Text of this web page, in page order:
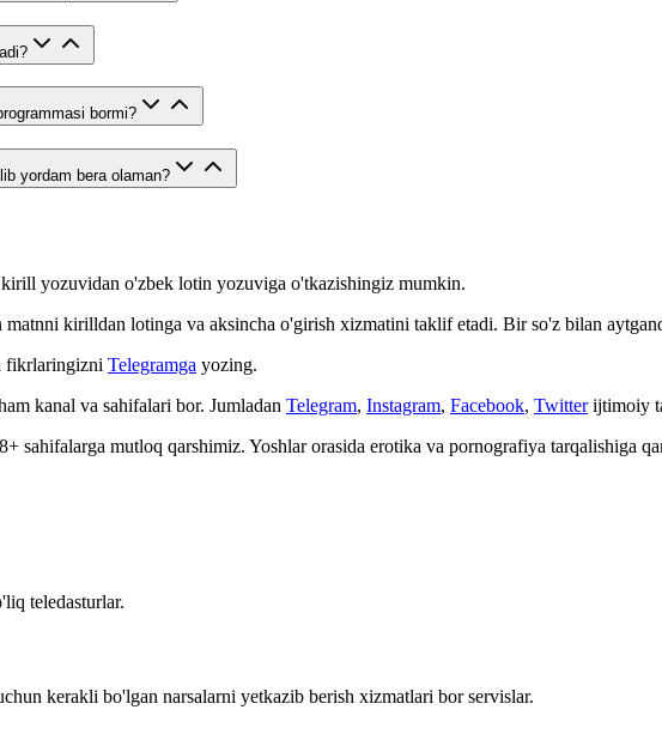
bormi?
yordam bera olaman?
yozuvidan o'zbek lotin yozuviga o'tkazishingiz mumkin.
kirilldan lotinga va aksincha o'girish xizmatini taklif etadi. Bir so'z bilan
fikrlaringizni Telegramga yozing.
kanal va sahifalari bor. Jumladan Telegram, Instagram, Facebook, Twitter ijtimoiy
sahifalarga mutloq qarshimiz. Yoshlar orasida erotika va pornografiya tarqalishiga
teledasturlar.
kerakli bo'lgan narsalarni yetkazib berish xizmatlari bor servislar.